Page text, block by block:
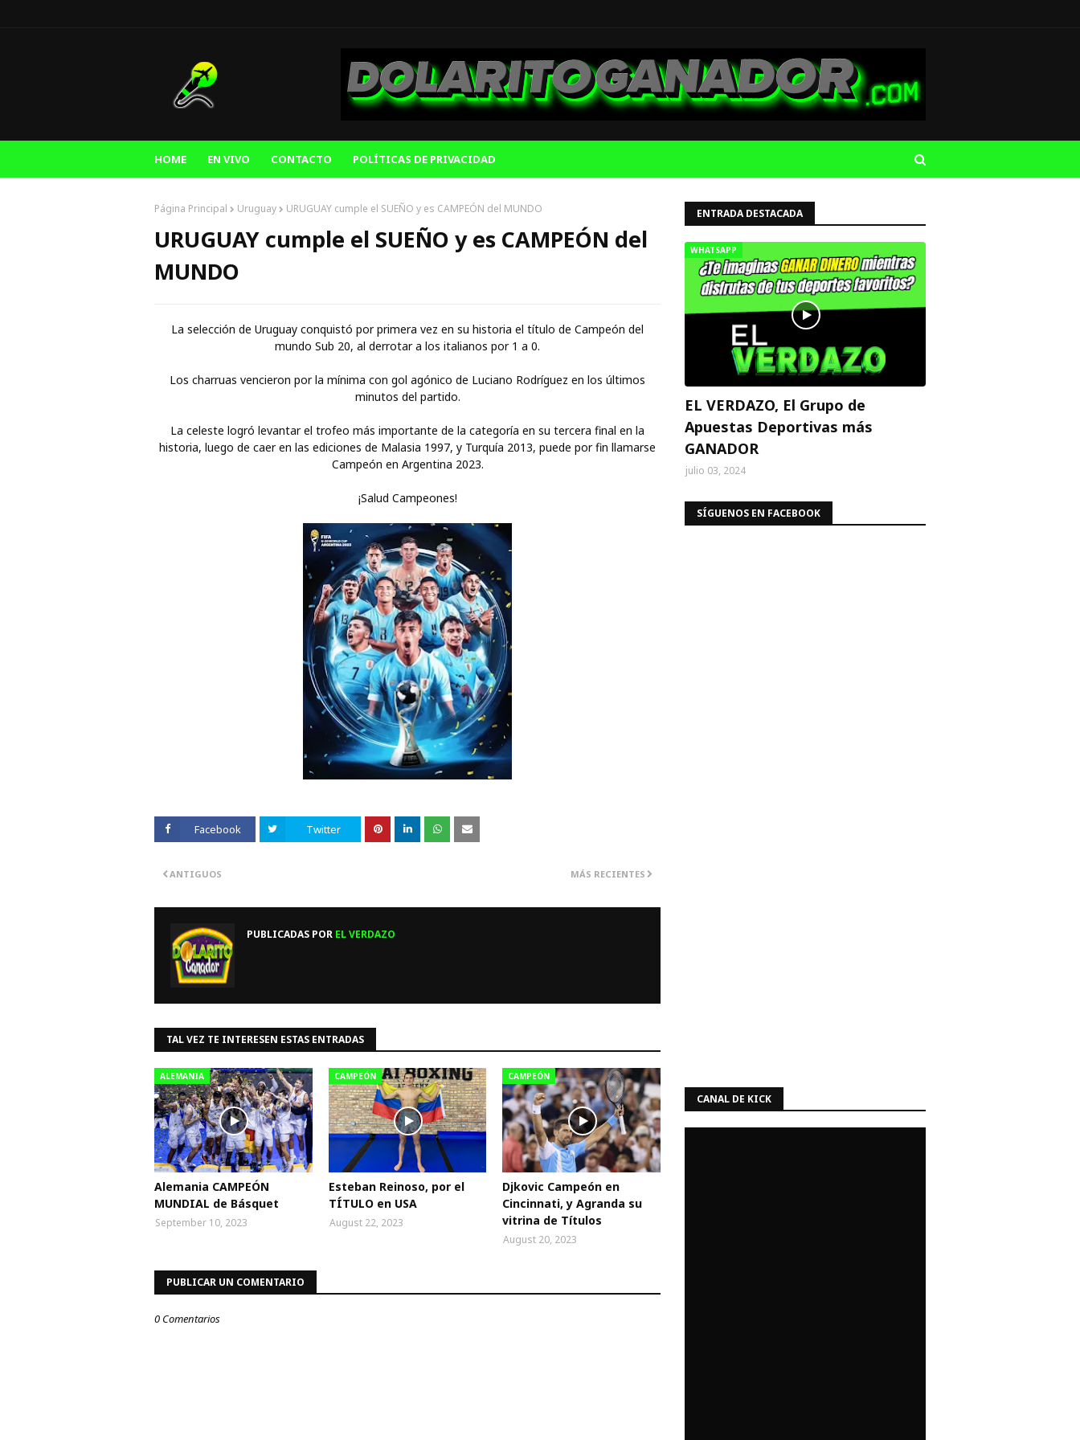
HOME EN VIVO CONTACTO POLÍTICAS DE PRIVACIDAD
Página Principal Uruguay URUGUAY cumple el SUEÑO y es CAMPEÓN del MUNDO
URUGUAY cumple el SUEÑO y es CAMPEÓN del
MUNDO
La selección de Uruguay conquistó por primera vez en su historia el título de Campeón del
mundo Sub 20, al derrotar a los italianos por 1 a 0.
Los charruas vencieron por la mínima con gol agónico de Luciano Rodríguez en los últimos
minutos del partido.
La celeste logró levantar el trofeo más importante de la categoría en su tercera final en la
historia, luego de caer en las ediciones de Malasia 1997, y Turquía 2013, puede por fin llamarse
Campeón en Argentina 2023.
¡Salud Campeones!
Facebook Twitter
MÁS RECIENTES
ANTIGUOS
PUBLICADAS POR EL VERDAZO
TAL VEZ TE INTERESEN ESTAS ENTRADAS
ALEMANIA
Alemania CAMPEÓN
MUNDIAL de Básquet
September 10, 2023
CAMPEÓN
Esteban Reinoso, por el
TÍTULO en USA
August 22, 2023
CAMPEÓN
Djkovic Campeón en
Cincinnati, y Agranda su
vitrina de Títulos
August 20, 2023
PUBLICAR UN COMENTARIO
0 Comentarios
ENTRADA DESTACADA
WHATSAPP
EL VERDAZO, El Grupo de
Apuestas Deportivas más
GANADOR
julio 03, 2024
SÍGUENOS EN FACEBOOK
CANAL DE KICK